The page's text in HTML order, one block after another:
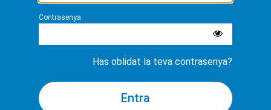
Contrasenya
Has oblidat la teva contrasenya?